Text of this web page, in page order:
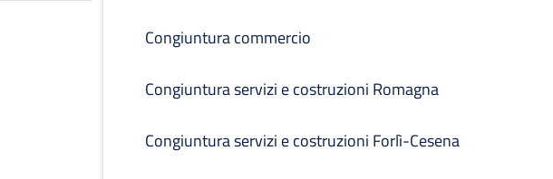
Congiuntura commercio
Congiuntura servizi e costruzioni Romagna
Congiuntura servizi e costruzioni Forlì-Cesena